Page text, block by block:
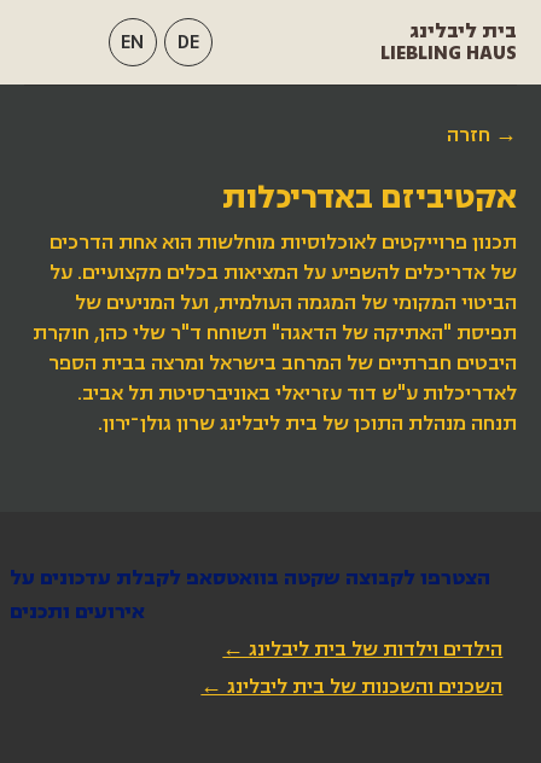
בית ליבלינג
LIEBLING HAUS
EN DE
→ חזרה
אקטיביזם באדריכלות
תכנון פרוייקטים לאוכלוסיות מוחלשות הוא אחת הדרכים
של אדריכלים להשפיע על המציאות בכלים מקצועיים. על
הביטוי המקומי של המגמה העולמית, ועל המניעים של
תפיסת "האתיקה של הדאגה" תשוחח ד"ר שלי כהן, חוקרת
היבטים חברתיים של המרחב בישראל ומרצה בבית הספר
לאדריכלות ע"ש דוד עזריאלי באוניברסיטת תל אביב.
תנחה מנהלת התוכן של בית ליבלינג שרון גולן־ירון.
הצטרפו לקבוצה שקטה בוואטסאפ לקבלת עדכונים על
אירועים ותכנים
הילדים וילדות של בית ליבלינג ←
השכנים והשכנות של בית ליבלינג ←